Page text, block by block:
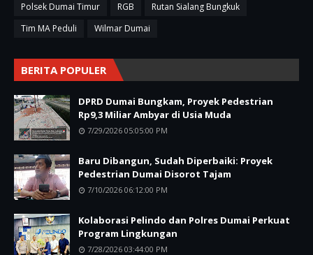
Polsek Dumai Timur
RGB
Rutan Sialang Bungkuk
Tim MA Peduli
Wilmar Dumai
BERITA POPULER
DPRD Dumai Bungkam, Proyek Pedestrian
Rp9,3 Miliar Ambyar di Usia Muda
7/29/2026 05:05:00 PM
Baru Dibangun, Sudah Diperbaiki: Proyek
Pedestrian Dumai Disorot Tajam
7/10/2026 06:12:00 PM
Kolaborasi Pelindo dan Polres Dumai Perkuat
Program Lingkungan
7/28/2026 03:44:00 PM